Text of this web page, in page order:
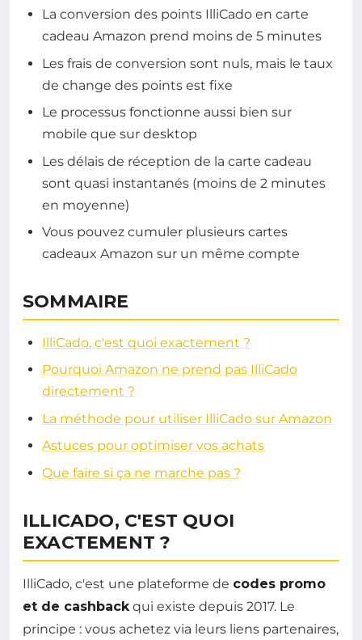
La conversion des points IlliCado en carte
cadeau Amazon prend moins de 5 minutes
Les frais de conversion sont nuls, mais le taux
de change des points est fixe
Le processus fonctionne aussi bien sur
mobile que sur desktop
Les délais de réception de la carte cadeau
sont quasi instantanés (moins de 2 minutes
en moyenne)
Vous pouvez cumuler plusieurs cartes
cadeaux Amazon sur un même compte
SOMMAIRE
IlliCado, c'est quoi exactement ?
Pourquoi Amazon ne prend pas IlliCado
directement ?
La méthode pour utiliser IlliCado sur Amazon
Astuces pour optimiser vos achats
Que faire si ça ne marche pas ?
ILLICADO, C'EST QUOI
EXACTEMENT ?
IlliCado, c'est une plateforme de codes promo
et de cashback qui existe depuis 2017. Le
principe : vous achetez via leurs liens partenaires,